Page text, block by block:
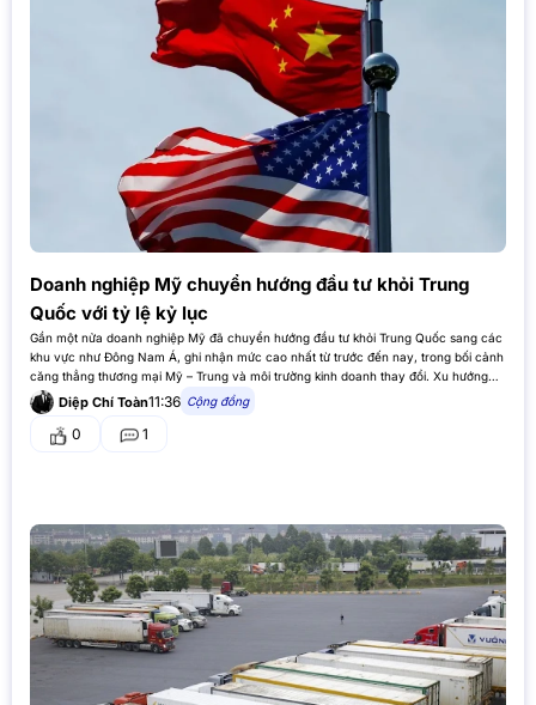
Doanh nghiệp Mỹ chuyển hướng đầu tư khỏi Trung
Quốc với tỷ lệ kỷ lục
Gần một nửa doanh nghiệp Mỹ đã chuyển hướng đầu tư khỏi Trung Quốc sang các
khu vực như Đông Nam Á, ghi nhận mức cao nhất từ trước đến nay, trong bối cảnh
căng thẳng thương mại Mỹ – Trung và môi trường kinh doanh thay đổi. Xu hướng…
Diệp Chí Toàn11:36 Cộng đồng
0 1